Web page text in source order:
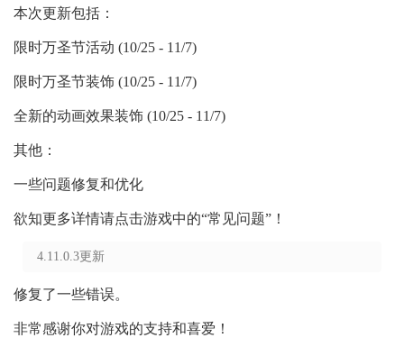
本次更新包括：
限时万圣节活动 (10/25 - 11/7)
限时万圣节装饰 (10/25 - 11/7)
全新的动画效果装饰 (10/25 - 11/7)
其他：
一些问题修复和优化
欲知更多详情请点击游戏中的“常见问题”！
4.11.0.3更新
修复了一些错误。
非常感谢你对游戏的支持和喜爱！